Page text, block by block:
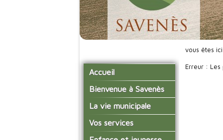
Accueil
Bienvenue à Savenès
Situer Savenès
Savenès en chiffre
L'histoire du village
La vie municipale
Vos élus
Les compte-rendus du
Vos services
La mairie
vous êtes
Erreur :